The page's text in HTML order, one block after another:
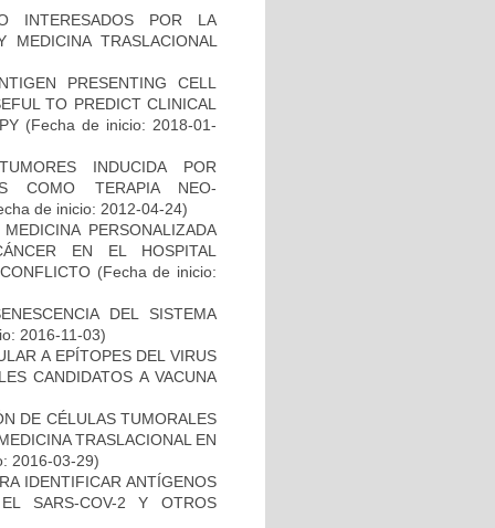
INTERESADOS POR LA
TRASLACIONAL
PRESENTING CELL
TO PREDICT CLINICAL
(Fecha de inicio: 2018-01-
INDUCIDA POR
COMO TERAPIA NEO-
de inicio: 2012-04-24)
PERSONALIZADA
EN EL HOSPITAL
(Fecha de inicio:
DEL SISTEMA
2016-11-03)
A EPÍTOPES DEL VIRUS
CANDIDATOS A VACUNA
DE CÉLULAS TUMORALES
TRASLACIONAL EN
2016-03-29)
IDENTIFICAR ANTÍGENOS
SARS-COV-2 Y OTROS